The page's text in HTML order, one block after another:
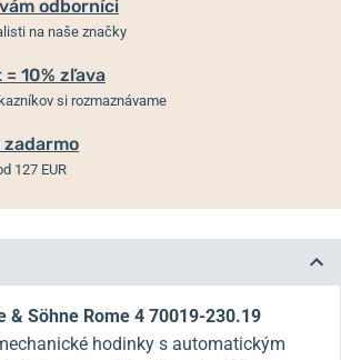
odborníci
na naše značky
10% zľava
si rozmaznávame
zadarmo
127 EUR
& Söhne Rome 4 70019-230.19
hodinky s automatickým